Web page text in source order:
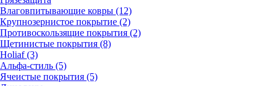
Влаговпитывающие ковры (12)
Крупнозернистое покрытие (2)
Противоскользящие покрытия (2)
Щетинистые покрытия (8)
Holiaf (3)
Альфа-стиль (5)
Ячеистые покрытия (5)